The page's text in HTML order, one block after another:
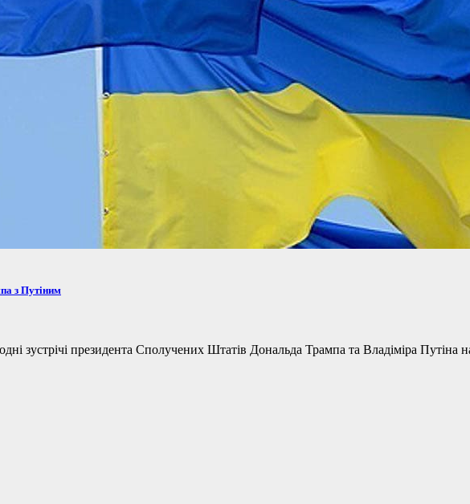
з Путіним
зустрічі президента Сполучених Штатів Дональда Трампа та Владіміра Путіна